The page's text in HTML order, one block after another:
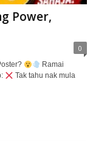
Power,
0
Ramai
Tak tahu nak mula